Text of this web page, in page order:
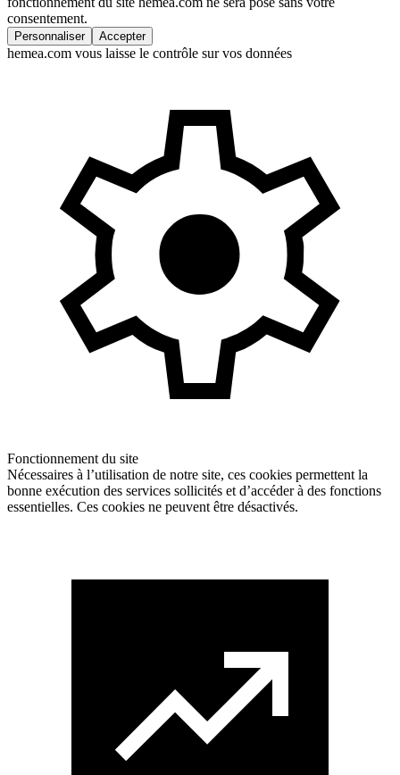
consentement.
Personnaliser Accepter
hemea.com vous laisse le contrôle sur vos données
Fonctionnement du site
Nécessaires à l’utilisation de notre site, ces cookies permettent la
bonne exécution des services sollicités et d’accéder à des fonctions
essentielles. Ces cookies ne peuvent être désactivés.